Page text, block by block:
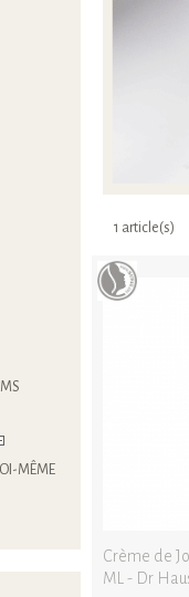
MÊME
1 article(s)
Crème de
ML - Dr